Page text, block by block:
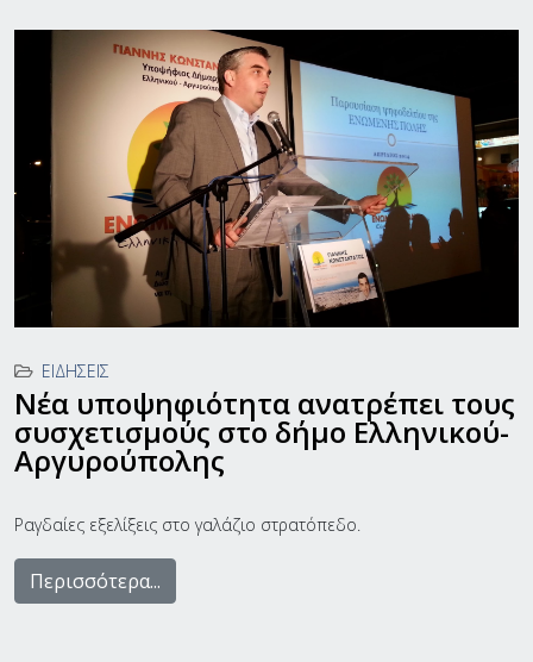
ΕΙΔΉΣΕΙΣ
Νέα υποψηφιότητα ανατρέπει τους
συσχετισμούς στο δήμο Ελληνικού-
Αργυρούπολης
Ραγδαίες εξελίξεις στο γαλάζιο στρατόπεδο.
Περισσότερα...